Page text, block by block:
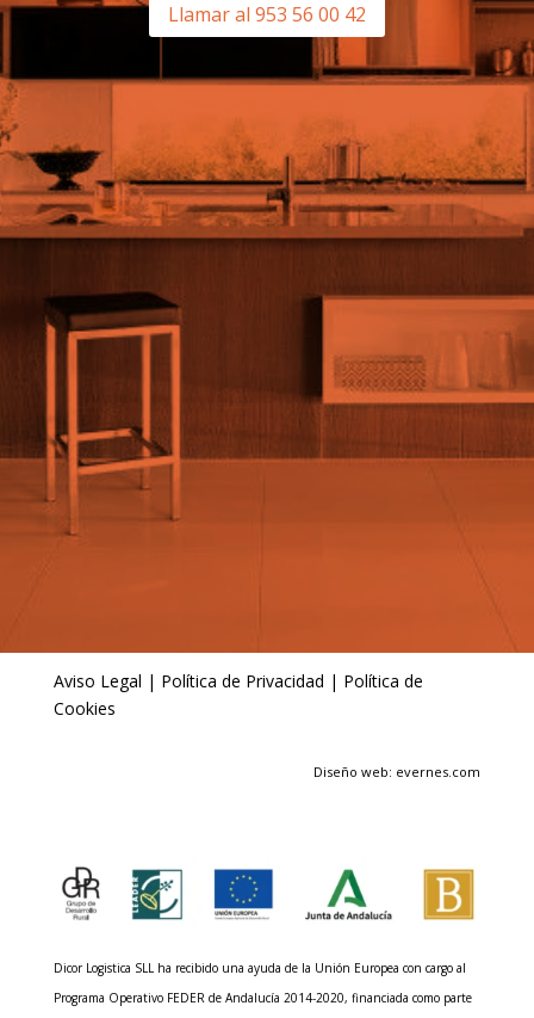
Llamar al 953 56 00 42
Aviso Legal | Política de Privacidad | Política de
Cookies
Diseño web: evernes.com
Dicor Logistica SLL ha recibido una ayuda de la Unión Europea con cargo al
Programa Operativo FEDER de Andalucía 2014-2020, financiada como parte